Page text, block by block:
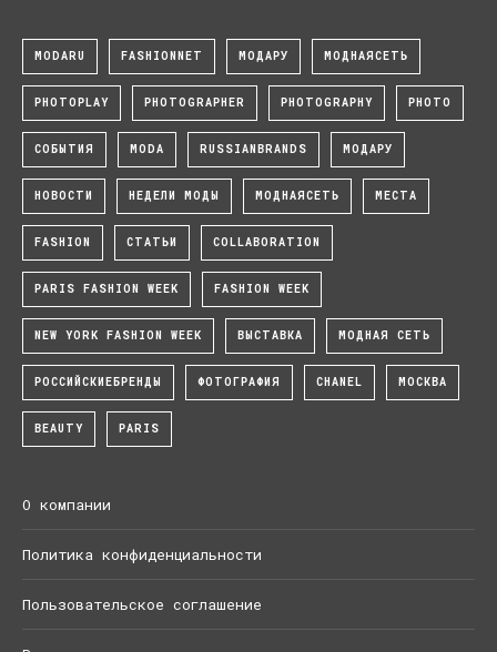
MODARU FASHIONNET МОДАРУ МОДНАЯСЕТЬ
PHOTOPLAY PHOTOGRAPHER PHOTOGRAPHY PHOTO
СОБЫТИЯ MODA RUSSIANBRANDS МОДАРУ
НОВОСТИ НЕДЕЛИ МОДЫ МОДНАЯСЕТЬ МЕСТА
FASHION СТАТЬИ COLLABORATION
PARIS FASHION WEEK FASHION WEEK
NEW YORK FASHION WEEK ВЫСТАВКА МОДНАЯ СЕТЬ
РОССИЙСКИЕБРЕНДЫ ФОТОГРАФИЯ CHANEL МОСКВА
BEAUTY PARIS
О компании
Политика конфиденциальности
Пользовательское соглашение